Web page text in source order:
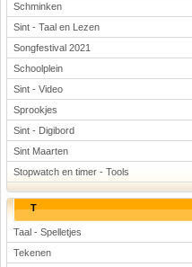
Schminken
Sint - Taal en Lezen
Songfestival 2021
Schoolplein
Sint - Video
Sprookjes
Sint - Digibord
Sint Maarten
Stopwatch en timer - Tools
T
Taal - Spelletjes
Tekenen